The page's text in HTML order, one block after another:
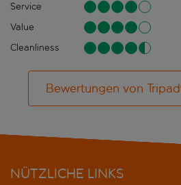
Service
Value
Cleanliness
Bewertungen von
NÜTZLICHE LINKS